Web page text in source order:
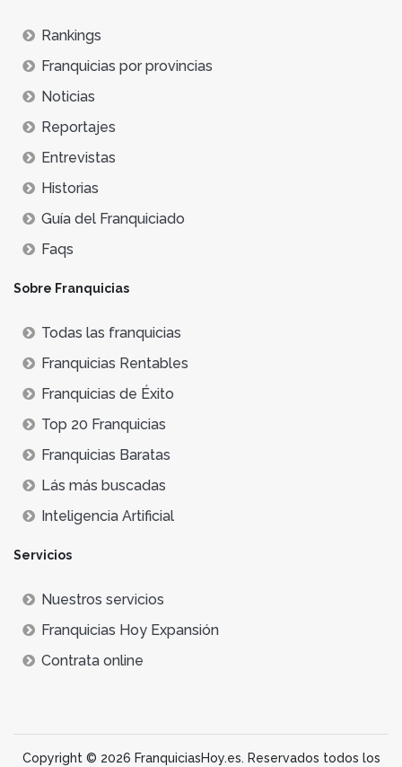
Rankings
Franquicias por provincias
Noticias
Reportajes
Entrevistas
Historias
Guía del Franquiciado
Faqs
Sobre Franquicias
Todas las franquicias
Franquicias Rentables
Franquicias de Éxito
Top 20 Franquicias
Franquicias Baratas
Lás más buscadas
Inteligencia Artificial
Servicios
Nuestros servicios
Franquicias Hoy Expansión
Contrata online
Copyright © 2026 FranquiciasHoy.es. Reservados todos los